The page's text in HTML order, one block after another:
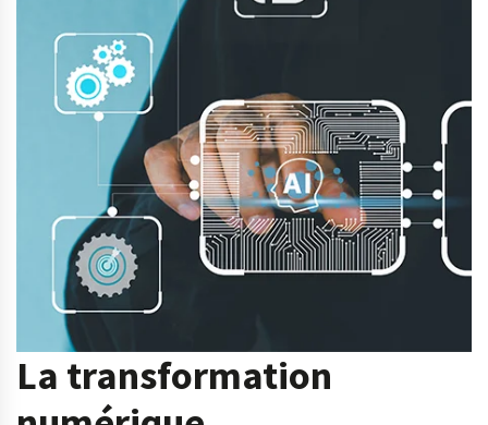
La transformation